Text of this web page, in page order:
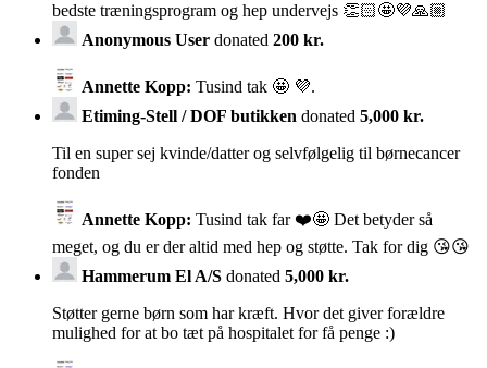
bedste træningsprogram og hep undervejs 👏🏻🤩💜🙏🏼
Anonymous User donated 200 kr.
Annette Kopp: Tusind tak 🤩 💜.
Etiming-Stell / DOF butikken donated 5,000 kr.
Til en super sej kvinde/datter og selvfølgelig til børnecancer
fonden
Annette Kopp: Tusind tak far ❤️🤩 Det betyder så
meget, og du er der altid med hep og støtte. Tak for dig 😘😘
Hammerum El A/S donated 5,000 kr.
Støtter gerne børn som har kræft. Hvor det giver forældre
mulighed for at bo tæt på hospitalet for få penge :)